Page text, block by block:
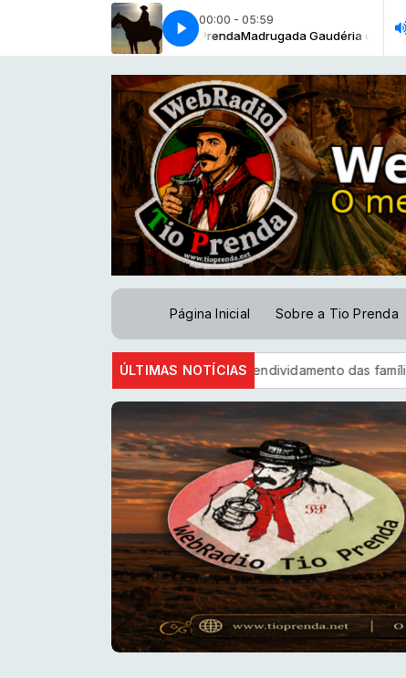
00:00 - 05:59
Gaudéria com Tio PrendaMadrugada Gaudéria com Tio
Nao Tche [Grupo Chao Nativo-2018]Nao Deixo Nao Tche [Grupo
Página Inicial Sobre a Tio Prenda
ÚLTIMAS NOTÍCIAS
CNC: endividamento das famílias sobe para